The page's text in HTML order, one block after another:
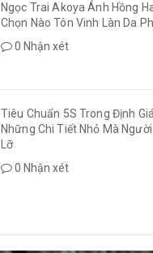
Ngọc Trai Akoya Ánh Hồng
Chọn Nào Tôn Vinh Làn Da
0 Nhận xét
Tiêu Chuẩn 5S Trong Định
Những Chi Tiết Nhỏ Mà
Lỡ
0 Nhận xét